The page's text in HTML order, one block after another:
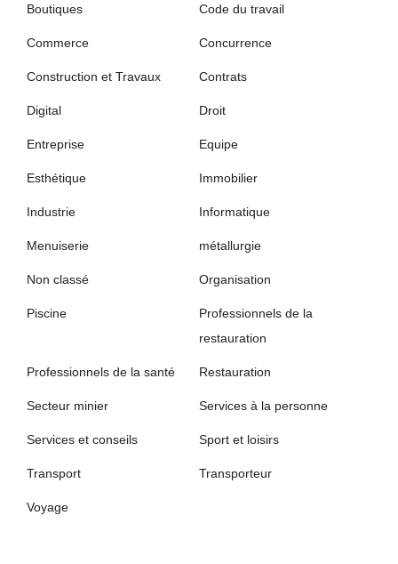
Boutiques Code du travail
Commerce Concurrence
Construction et Travaux Contrats
Digital Droit
Entreprise Equipe
Esthétique Immobilier
Industrie Informatique
Menuiserie métallurgie
Non classé Organisation
Piscine
Professionnels de la
restauration
Professionnels de la santé Restauration
Secteur minier Services à la personne
Services et conseils Sport et loisirs
Transport Transporteur
Voyage